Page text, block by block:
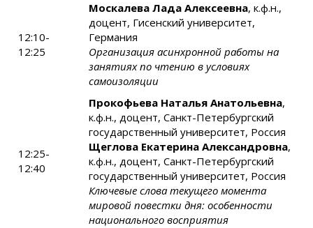
12:10-
12:25
Москалева Лада Алексеевна, к.ф.н.,
доцент, Гисенский университет,
Германия
Организация асинхронной работы на
занятиях по чтению в условиях
самоизоляции
12:25-
12:40
Прокофьева Наталья Анатольевна,
к.ф.н., доцент, Санкт-Петербургский
государственный университет, Россия
Щеглова Екатерина Александровна,
к.ф.н., доцент, Санкт-Петербургский
государственный университет, Россия
Ключевые слова текущего момента
мировой повестки дня: особенности
национального восприятия